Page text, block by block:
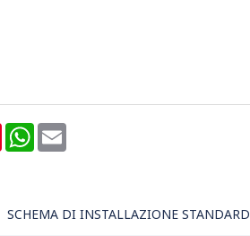
PinterestWhatsApp
Email
SCHEMA DI INSTALLAZIONE STANDARD